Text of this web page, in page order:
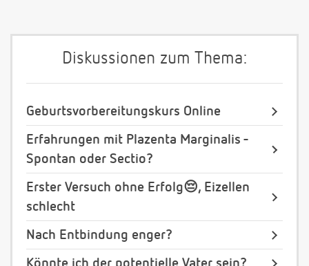
Diskussionen zum Thema:
Geburtsvorbereitungskurs Online
Erfahrungen mit Plazenta Marginalis -
Spontan oder Sectio?
Erster Versuch ohne Erfolg😔, Eizellen
schlecht
Nach Entbindung enger?